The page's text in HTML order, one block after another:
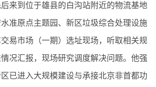
到位于雄县的白沟站附近的物流基地
准原点主题园、新区垃圾综合处理设施
易市场（一期）选址现场，听取相关规
况汇报，现场研究调度解决问题。他强
已进入大规模建设与承接北京非首都功